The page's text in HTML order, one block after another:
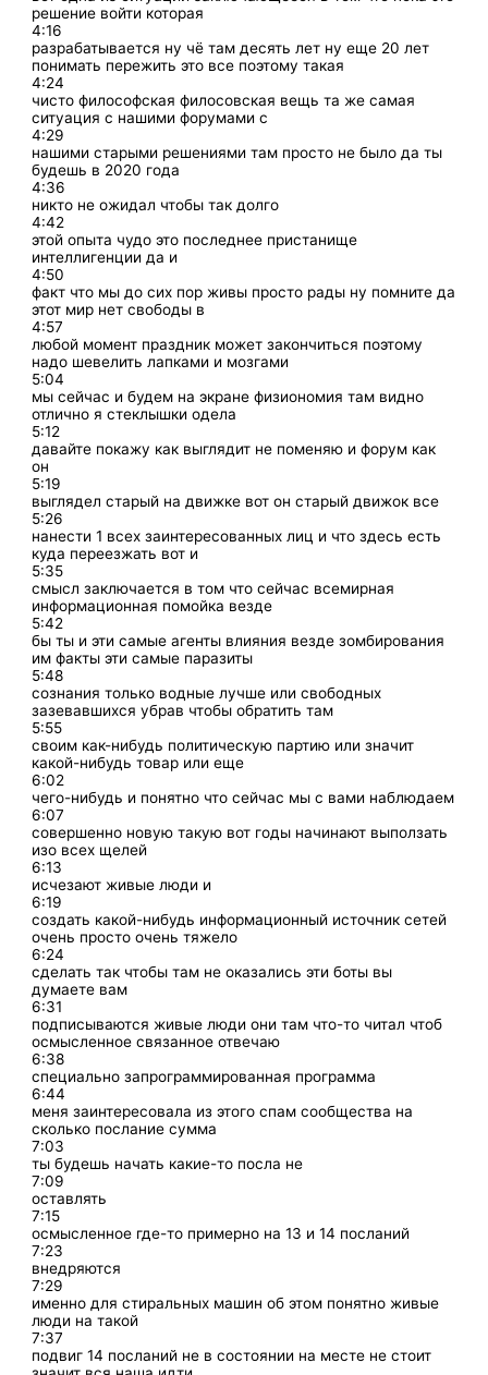
решение войти которая
4:16
разрабатывается ну чё там десять лет ну еще 20 лет
понимать пережить это все поэтому такая
4:24
чисто философская филосовская вещь та же самая
ситуация с нашими форумами с
4:29
нашими старыми решениями там просто не было да ты
будешь в 2020 года
4:36
никто не ожидал чтобы так долго
4:42
этой опыта чудо это последнее пристанище
интеллигенции да и
4:50
факт что мы до сих пор живы просто рады ну помните да
этот мир нет свободы в
4:57
любой момент праздник может закончиться поэтому
надо шевелить лапками и мозгами
5:04
мы сейчас и будем на экране физиономия там видно
отлично я стеклышки одела
5:12
давайте покажу как выглядит не поменяю и форум как
он
5:19
выглядел старый на движке вот он старый движок все
5:26
нанести 1 всех заинтересованных лиц и что здесь есть
куда переезжать вот и
5:35
смысл заключается в том что сейчас всемирная
информационная помойка везде
5:42
бы ты и эти самые агенты влияния везде зомбирования
им факты эти самые паразиты
5:48
сознания только водные лучше или свободных
зазевавшихся убрав чтобы обратить там
5:55
своим как-нибудь политическую партию или значит
какой-нибудь товар или еще
6:02
чего-нибудь и понятно что сейчас мы с вами наблюдаем
6:07
совершенно новую такую вот годы начинают выползать
изо всех щелей
6:13
исчезают живые люди и
6:19
создать какой-нибудь информационный источник сетей
очень просто очень тяжело
6:24
сделать так чтобы там не оказались эти боты вы
думаете вам
6:31
подписываются живые люди они там что-то читал чтоб
осмысленное связанное отвечаю
6:38
специально запрограммированная программа
6:44
меня заинтересовала из этого спам сообщества на
сколько послание сумма
7:03
ты будешь начать какие-то посла не
7:09
оставлять
7:15
осмысленное где-то примерно на 13 и 14 посланий
7:23
внедряются
7:29
именно для стиральных машин об этом понятно живые
люди на такой
7:37
подвиг 14 посланий не в состоянии на месте не стоит